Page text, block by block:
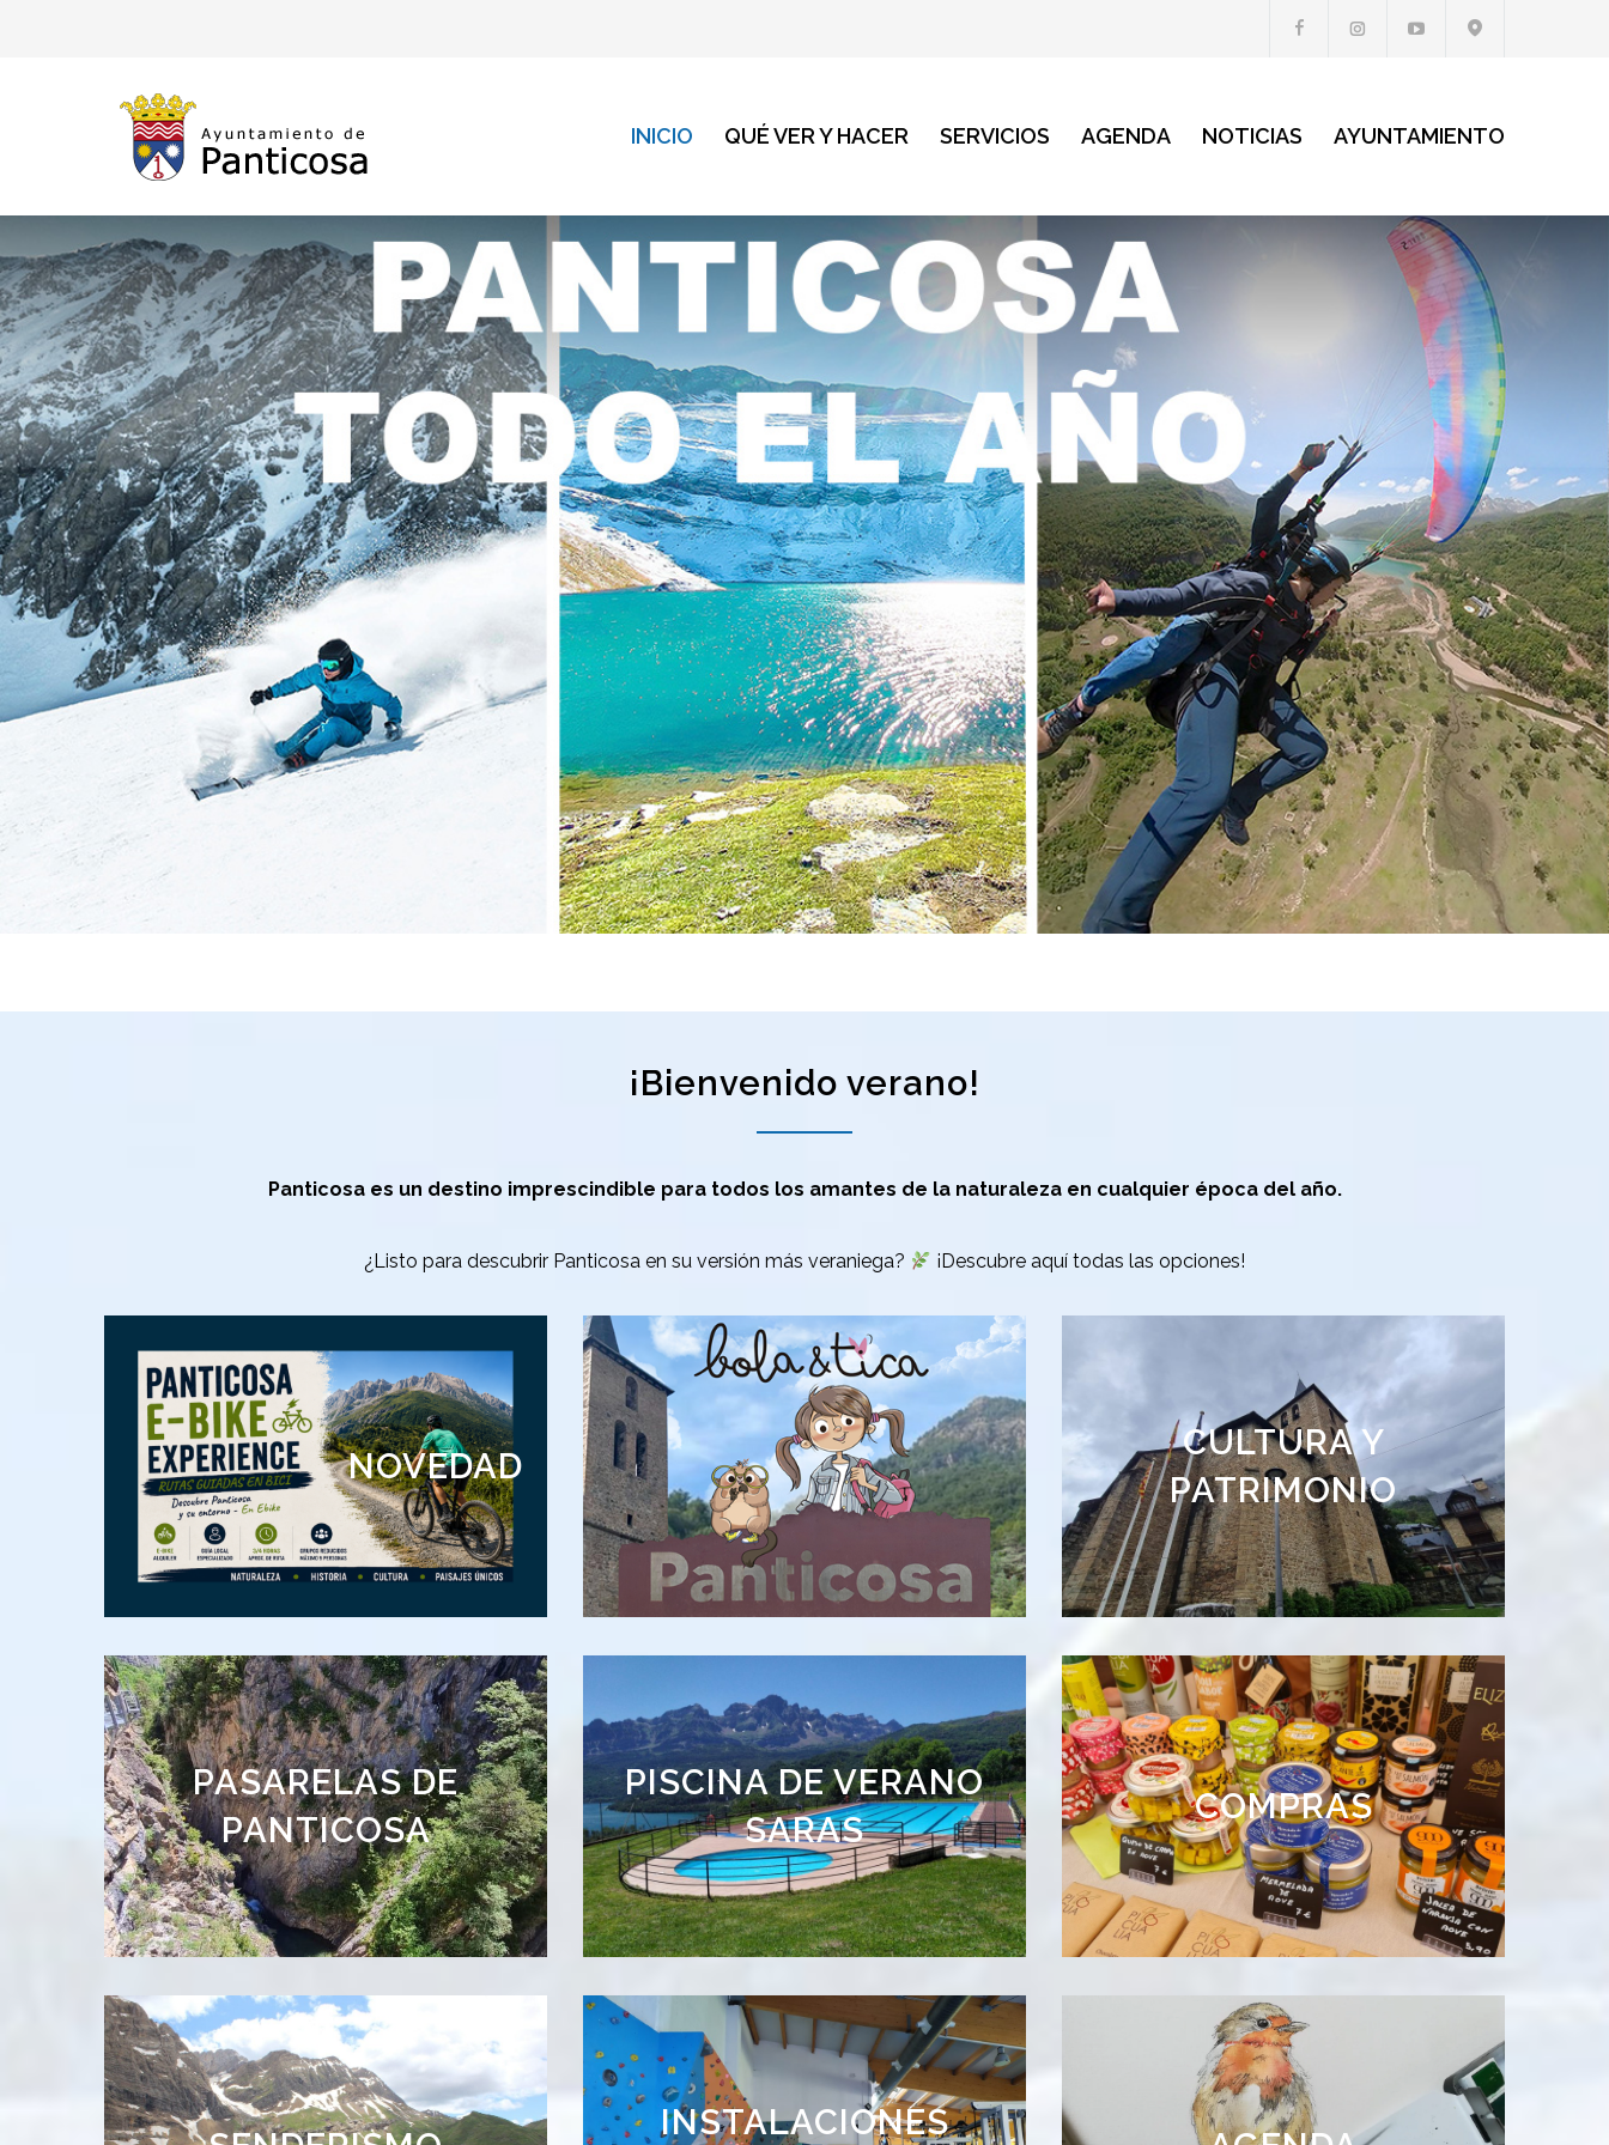
INICIO QUÉ VER Y HACER SERVICIOS AGENDA NOTICIAS AYUNTAMIENTO
¡Bienvenido verano!
Panticosa es un destino imprescindible para todos los amantes de la naturaleza en cualquier época del año.
¿Listo para descubrir Panticosa en su versión más veraniega? ¡Descubre aquí todas las opciones!
NOVEDAD
Rutas guiadas E-Bike
PASARELAS DE
PANTICOSA
NUEVA TEMPORADA
2026
Kilómetros de
Turismo Familiar
PISCINA DE VERANO
SARAS
Vistas Increíbles
INSTALACIONES
Gimnasio, rocódromo,
CULTURA Y
PATRIMONIO
Descubre nuestra
historia
COMPRAS
Producto Local